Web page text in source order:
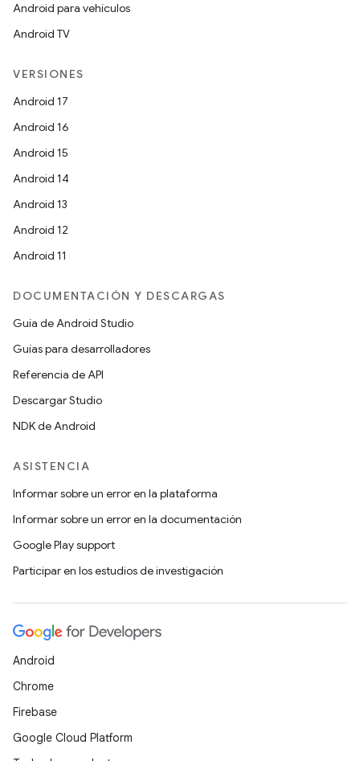
Android para vehículos
Android TV
VERSIONES
Android 17
Android 16
Android 15
Android 14
Android 13
Android 12
Android 11
DOCUMENTACIÓN Y DESCARGAS
Guía de Android Studio
Guías para desarrolladores
Referencia de API
Descargar Studio
NDK de Android
ASISTENCIA
Informar sobre un error en la plataforma
Informar sobre un error en la documentación
Google Play support
Participar en los estudios de investigación
Android
Chrome
Firebase
Google Cloud Platform